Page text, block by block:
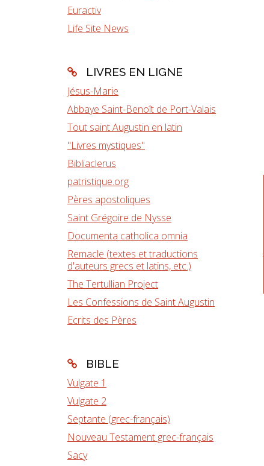
Euractiv
Life Site News
LIVRES EN LIGNE
Jésus-Marie
Abbaye Saint-Benoît de Port-Valais
Tout saint Augustin en latin
"Livres mystiques"
Bibliaclerus
patristique.org
Pères apostoliques
Saint Grégoire de Nysse
Documenta catholica omnia
Remacle (textes et traductions
d'auteurs grecs et latins, etc.)
The Tertullian Project
Les Confessions de Saint Augustin
Ecrits des Pères
BIBLE
Vulgate 1
Vulgate 2
Septante (grec-français)
Nouveau Testament grec-français
Sacy